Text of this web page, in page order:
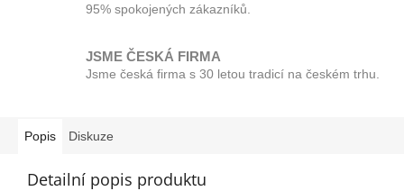
95% spokojených zákazníků.
JSME ČESKÁ FIRMA
Jsme česká firma s 30 letou tradicí na českém trhu.
Popis Diskuze
Detailní popis produktu